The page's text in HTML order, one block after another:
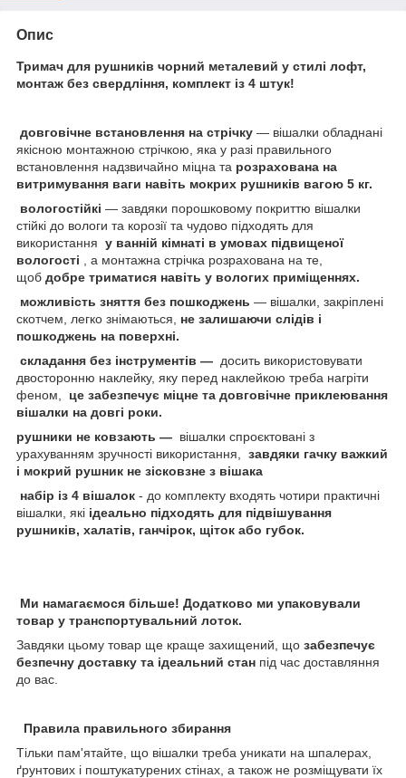
Опис
Тримач для рушників чорний металевий у стилі лофт,
монтаж без свердління, комплект із 4 штук!
довговічне встановлення на стрічку — вішалки обладнані
якісною монтажною стрічкою, яка у разі правильного
встановлення надзвичайно міцна та розрахована на
витримування ваги навіть мокрих рушників вагою 5 кг.
вологостійкі — завдяки порошковому покриттю вішалки
стійкі до вологи та корозії та чудово підходять для
використання у ванній кімнаті в умовах підвищеної
вологості , а монтажна стрічка розрахована на те,
щоб добре триматися навіть у вологих приміщеннях.
можливість зняття без пошкоджень — вішалки, закріплені
скотчем, легко знімаються, не залишаючи слідів і
пошкоджень на поверхні.
складання без інструментів — досить використовувати
двосторонню наклейку, яку перед наклейкою треба нагріти
феном,
це забезпечує міцне та довговічне приклеювання
вішалки на довгі роки.
рушники не ковзають — вішалки спроєктовані з
урахуванням зручності використання,
завдяки гачку важкий
і мокрий рушник не зісковзне з вішака
набір із 4 вішалок - до комплекту входять чотири практичні
вішалки, які ідеально підходять для підвішування
рушників, халатів, ганчірок, щіток або губок.
Ми намагаємося більше! Додатково ми упаковували
товар у транспортувальний лоток.
Завдяки цьому товар ще краще захищений, що забезпечує
безпечну доставку та ідеальний стан під час доставляння
до вас.
Правила правильного збирання
Тільки пам'ятайте, що вішалки треба уникати на шпалерах,
ґрунтових і поштукатурених стінах, а також не розміщувати їх